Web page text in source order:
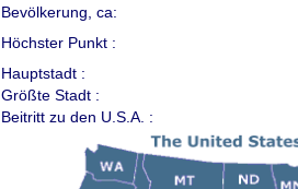
Bevölkerung, ca:
Höchster Punkt :
Hauptstadt :
Größte Stadt :
Beitritt zu den U.S.A. :